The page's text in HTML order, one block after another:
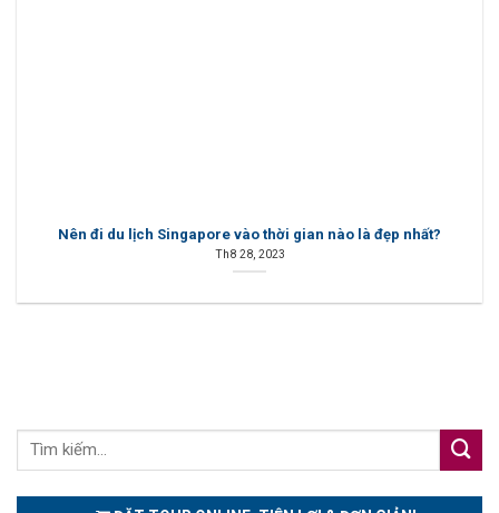
Nên đi du lịch Singapore vào thời gian nào là đẹp nhất?
Th8 28, 2023